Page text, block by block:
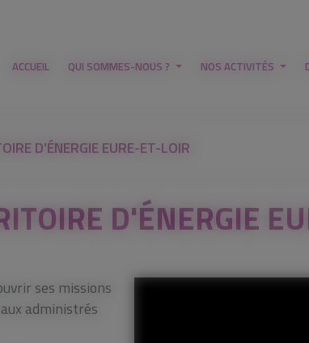
ACCUEIL QUI SOMMES-NOUS ? NOS ACTIVITÉS
D'ÉNERGIE EURE-ET-LOIR
D'ÉNERGIE
ses missions
administrés